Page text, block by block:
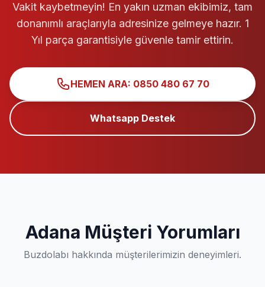
Vakit kaybetmeyin! En yakın uzman ekibimiz, tam
donanımlı araçlarıyla adresinize gelmeye hazır. 1
Yıl parça garantisiyle güvenle tamir ettirin.
HEMEN ARA: 0850 480 67 70
Whatsapp Destek
Adana Müşteri Yorumları
Buzdolabı hakkında müşterilerimizin deneyimleri.